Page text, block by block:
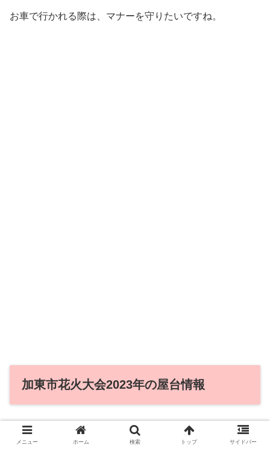
お車で行かれる際は、マナーを守りたいですね。
加東市花火大会2023年の屋台情報
2019年に開催された時の情報では、食べ物やゲームなど
メニュー ホーム 検索 トップ サイドバー